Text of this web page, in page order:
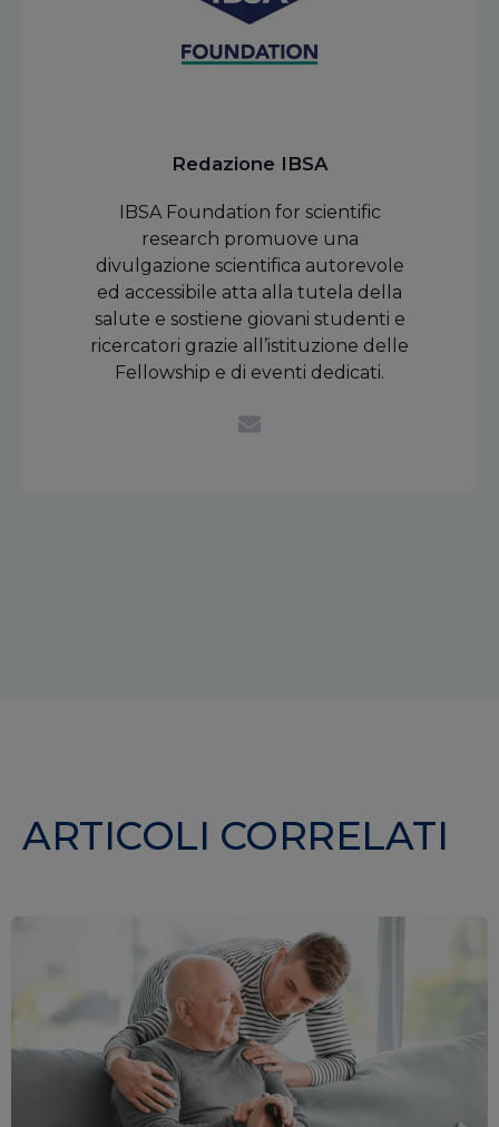
Redazione IBSA
IBSA Foundation for scientific
research promuove una
divulgazione scientifica autorevole
ed accessibile atta alla tutela della
salute e sostiene giovani studenti e
ricercatori grazie all’istituzione delle
Fellowship e di eventi dedicati.
ARTICOLI CORRELATI